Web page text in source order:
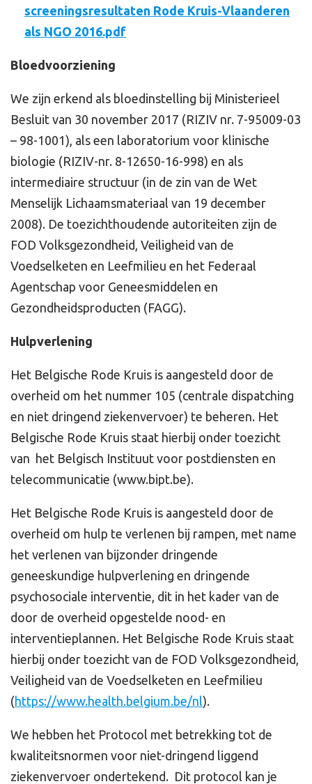
screeningsresultaten Rode Kruis-Vlaanderen
als NGO 2016.pdf
Bloedvoorziening
We zijn erkend als bloedinstelling bij Ministerieel
Besluit van 30 november 2017 (RIZIV nr. 7-95009-03
– 98-1001), als een laboratorium voor klinische
biologie (RIZIV-nr. 8-12650-16-998) en als
intermediaire structuur (in de zin van de Wet
Menselijk Lichaamsmateriaal van 19 december
2008). De toezichthoudende autoriteiten zijn de
FOD Volksgezondheid, Veiligheid van de
Voedselketen en Leefmilieu en het Federaal
Agentschap voor Geneesmiddelen en
Gezondheidsproducten (FAGG).
Hulpverlening
Het Belgische Rode Kruis is aangesteld door de
overheid om het nummer 105 (centrale dispatching
en niet dringend ziekenvervoer) te beheren. Het
Belgische Rode Kruis staat hierbij onder toezicht
van het Belgisch Instituut voor postdiensten en
telecommunicatie (www.bipt.be).
Het Belgische Rode Kruis is aangesteld door de
overheid om hulp te verlenen bij rampen, met name
het verlenen van bijzonder dringende
geneeskundige hulpverlening en dringende
psychosociale interventie, dit in het kader van de
door de overheid opgestelde nood- en
interventieplannen. Het Belgische Rode Kruis staat
hierbij onder toezicht van de FOD Volksgezondheid,
Veiligheid van de Voedselketen en Leefmilieu
(https://www.health.belgium.be/nl).
We hebben het Protocol met betrekking tot de
kwaliteitsnormen voor niet-dringend liggend
ziekenvervoer ondertekend. Dit protocol kan je